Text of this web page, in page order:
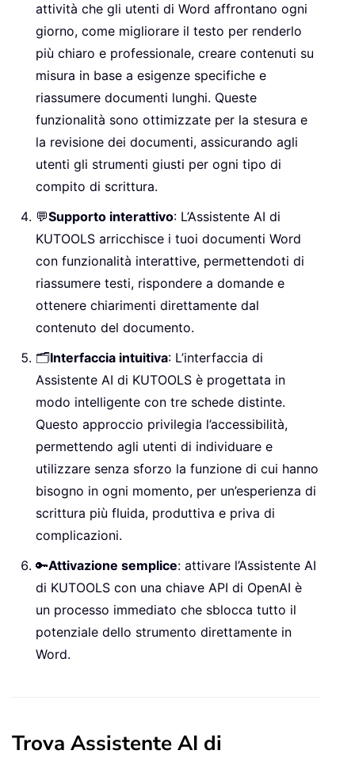
attività che gli utenti di Word affrontano ogni
giorno, come migliorare il testo per renderlo
più chiaro e professionale, creare contenuti su
misura in base a esigenze specifiche e
riassumere documenti lunghi. Queste
funzionalità sono ottimizzate per la stesura e
la revisione dei documenti, assicurando agli
utenti gli strumenti giusti per ogni tipo di
compito di scrittura.
💬Supporto interattivo: L’Assistente AI di
KUTOOLS arricchisce i tuoi documenti Word
con funzionalità interattive, permettendoti di
riassumere testi, rispondere a domande e
ottenere chiarimenti direttamente dal
contenuto del documento.
🗂️Interfaccia intuitiva: L’interfaccia di
Assistente AI di KUTOOLS è progettata in
modo intelligente con tre schede distinte.
Questo approccio privilegia l’accessibilità,
permettendo agli utenti di individuare e
utilizzare senza sforzo la funzione di cui hanno
bisogno in ogni momento, per un’esperienza di
scrittura più fluida, produttiva e priva di
complicazioni.
🔑Attivazione semplice: attivare l’Assistente AI
di KUTOOLS con una chiave API di OpenAI è
un processo immediato che sblocca tutto il
potenziale dello strumento direttamente in
Word.
Trova Assistente AI di